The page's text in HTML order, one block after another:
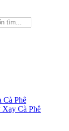
Cà Phê
Cà Phê